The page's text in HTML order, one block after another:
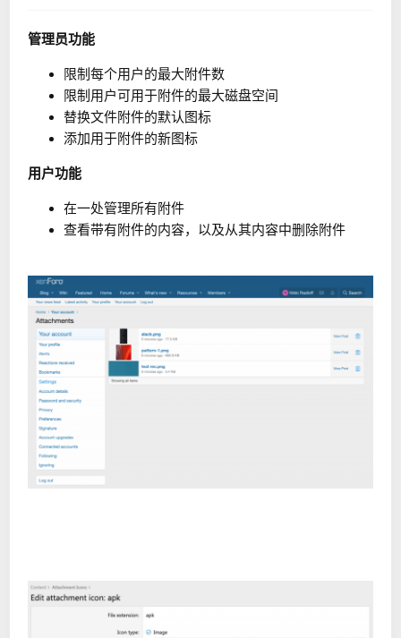
管理员功能
限制每个用户的最大附件数
限制用户可用于附件的最大磁盘空间
替换文件附件的默认图标
添加用于附件的新图标
用户功能
在一处管理所有附件
查看带有附件的内容，以及从其内容中删除附件